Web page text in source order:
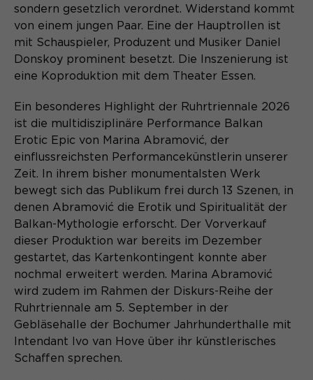
Zweck
Content Management System dieser
unerlässlich, damit Ihr Besuch auf der
Website angenehm und flüssig wird:
Sie ermöglichen es der Website, Sie
zu erkennen und somit Ihre Sitzung
einem Benutzer-Login für einen
geschlossenen Bereich die Benutzer-
ID als verschlüsselten Wert (sog.
"hash-Wert") zum entsprechenden
Datenbankeintrag des Nutzers.
Name PHPSESSID
Anbieter Session-Cookies
Laufzeit
Schließen des Browsers wieder
gelöscht.
PHPs Standard Sitzungs- Identifikation
Name _pk_id*
Anbieter Matomo
Laufzeit 13 Monate
Zweck
Dient zur anonymen
Wiedererkennung eines Besuchers.
Name _pk_ses*
Anbieter Matomo
Laufzeit 30 Minuten
Zweck
Speichert vorübergehend Daten der
aktuellen Sitzung.
Name _pk_ref.*
Cookie-Informationen
Aktivierung Mehrsprachigkeit
Diese Cookies ermöglichen die automatische
Name googtrans
Anbieter
Laufzeit 1 Jahr
Zweck
Speichert die vom Nutzer gewählte
Sprache für die automatische
Übersetzung der Website.
Cookie-Informationen
sondern gesetzlich verordnet. Widerstand kommt
von einem jungen Paar. Eine der Hauptrollen ist
mit Schauspieler, Produzent und Musiker Daniel
Donskoy prominent besetzt. Die Inszenierung ist
eine Koproduktion mit dem Theater Essen.
Ein besonderes Highlight der Ruhrtriennale 2026
ist die multidisziplinäre Performance Balkan
Erotic Epic von Marina Abramović, der
einflussreichsten Performancekünstlerin unserer
Zeit. In ihrem bisher monumentalsten Werk
bewegt sich das Publikum frei durch 13 Szenen, in
denen Abramović die Erotik und Spiritualität der
Balkan-Mythologie erforscht. Der Vorverkauf
dieser Produktion war bereits im Dezember
gestartet, das Kartenkontingent konnte aber
nochmal erweitert werden. Marina Abramović
wird zudem im Rahmen der Diskurs-Reihe der
Ruhrtriennale am 5. September in der
Gebläsehalle der Bochumer Jahrhunderthalle mit
Intendant Ivo van Hove über ihr künstlerisches
Schaffen sprechen.